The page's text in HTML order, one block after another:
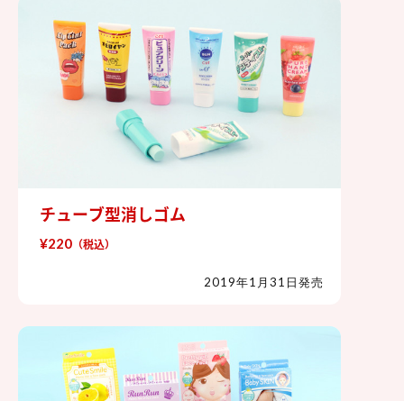
チューブ型消しゴム
チューブ型消しゴム
¥220 （税込）
2019年1月31日発売